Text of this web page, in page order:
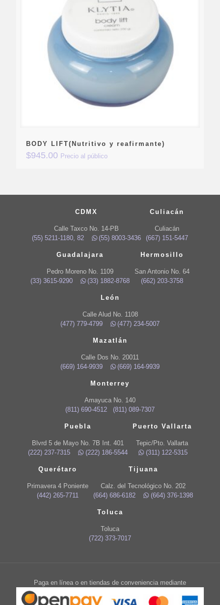
BODY LIFT(Nutritivo y reafirmante)
$945.00 Precio al público
CDMX
Calle Taxco No. 14-PB
(55) 5211-1180, 82
(55) 8003-3436
Culiacán
Culiacán
(667) 151-5447
Guadalajara
Pedro Moreno No. 1109
(33) 3615-9290
(33) 1882-8768
Hermosillo
San Antonio No. 64
(662) 203-3758
León
Calle Alud No. 1108
(477) 779-4799
(477) 234-5007
Mazatlán
Calle Dos No. 20011
(669) 164-9939
(669) 164-9939
Monterrey
Amayuca No. 140
(811) 690-4512
(811) 089-7307
Puebla
Blvrd 5 de Mayo No. 7B Int. 401
(222) 237-7315
(222) 186-5544
Puerto Vallarta
Tepic/Pto. Vallarta
(311) 122-5315
Querétaro
Primavera 4 Poniente
(442) 265-7711
Tijuana
Calz. del Tecnológico No. 202
(664) 686-6182
(664) 376-1398
Toluca
Toluca
(722) 373-7017
Paga en línea o en tiendas de conveniencia mediante